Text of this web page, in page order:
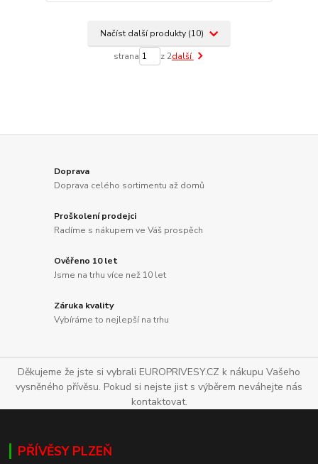
Načíst další produkty (10)
strana z 2další
Doprava
Doprava celého sortimentu až domů
Proškolení prodejci
Radíme s nákupem ve Váš prospěch
Ověřeno 10 let
Jsme na trhu více než 10 let
Záruka kvality
Vybíráme to nejlepší na trhu
Děkujeme že jste si vybrali EUROPRIVESY.CZ k nákupu Vašeho
vysněného přívěsu. Pokud si nejste jist s výběrem neváhejte nás
kontaktovat.
PŘÍVĚSY PLZEŇ